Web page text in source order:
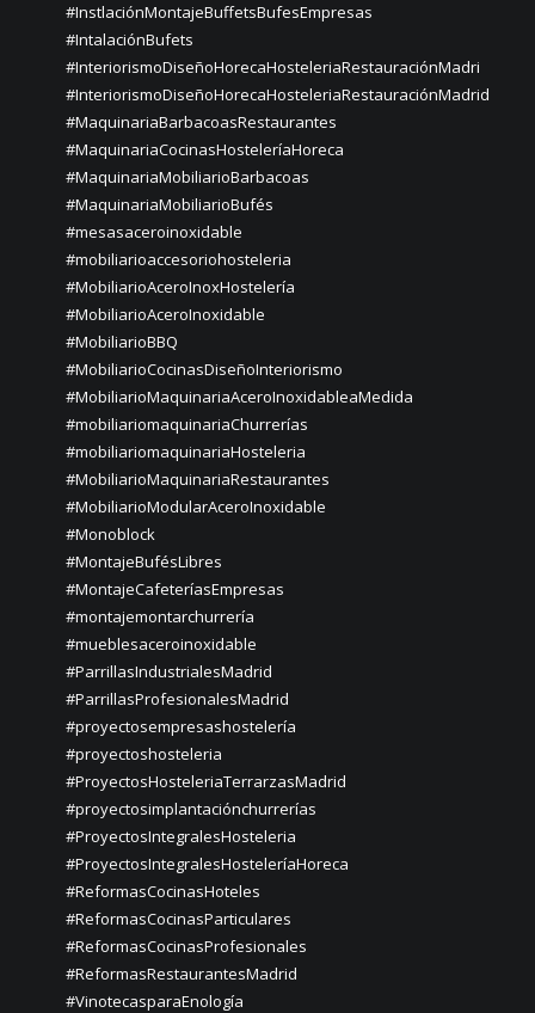
#InstlaciónMontajeBuffetsBufesEmpresas
#IntalaciónBufets
#InteriorismoDiseñoHorecaHosteleriaRestauraciónMadri
#InteriorismoDiseñoHorecaHosteleriaRestauraciónMadrid
#MaquinariaBarbacoasRestaurantes
#MaquinariaCocinasHosteleríaHoreca
#MaquinariaMobiliarioBarbacoas
#MaquinariaMobiliarioBufés
#mesasaceroinoxidable
#mobiliarioaccesoriohosteleria
#MobiliarioAceroInoxHostelería
#MobiliarioAceroInoxidable
#MobiliarioBBQ
#MobiliarioCocinasDiseñoInteriorismo
#MobiliarioMaquinariaAceroInoxidableaMedida
#mobiliariomaquinariaChurrerías
#mobiliariomaquinariaHosteleria
#MobiliarioMaquinariaRestaurantes
#MobiliarioModularAceroInoxidable
#Monoblock
#MontajeBufésLibres
#MontajeCafeteríasEmpresas
#montajemontarchurrería
#mueblesaceroinoxidable
#ParrillasIndustrialesMadrid
#ParrillasProfesionalesMadrid
#proyectosempresashostelería
#proyectoshosteleria
#ProyectosHosteleriaTerrarzasMadrid
#proyectosimplantaciónchurrerías
#ProyectosIntegralesHosteleria
#ProyectosIntegralesHosteleríaHoreca
#ReformasCocinasHoteles
#ReformasCocinasParticulares
#ReformasCocinasProfesionales
#ReformasRestaurantesMadrid
#VinotecasparaEnología